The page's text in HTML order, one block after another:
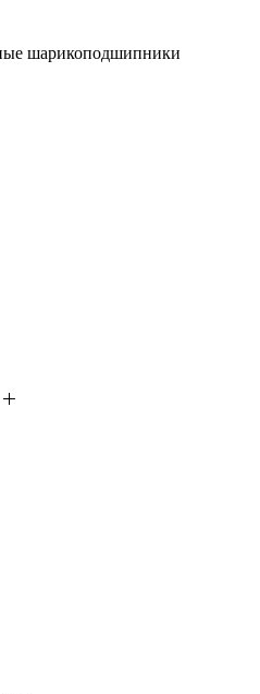
шарикоподшипники